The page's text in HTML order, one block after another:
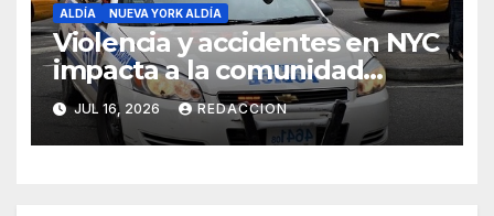
ALDÍA NUEVA YORK ALDÍA
Violencia y accidentes en NYC
impacta a la comunidad
dominicana
JUL 16, 2026 REDACCION